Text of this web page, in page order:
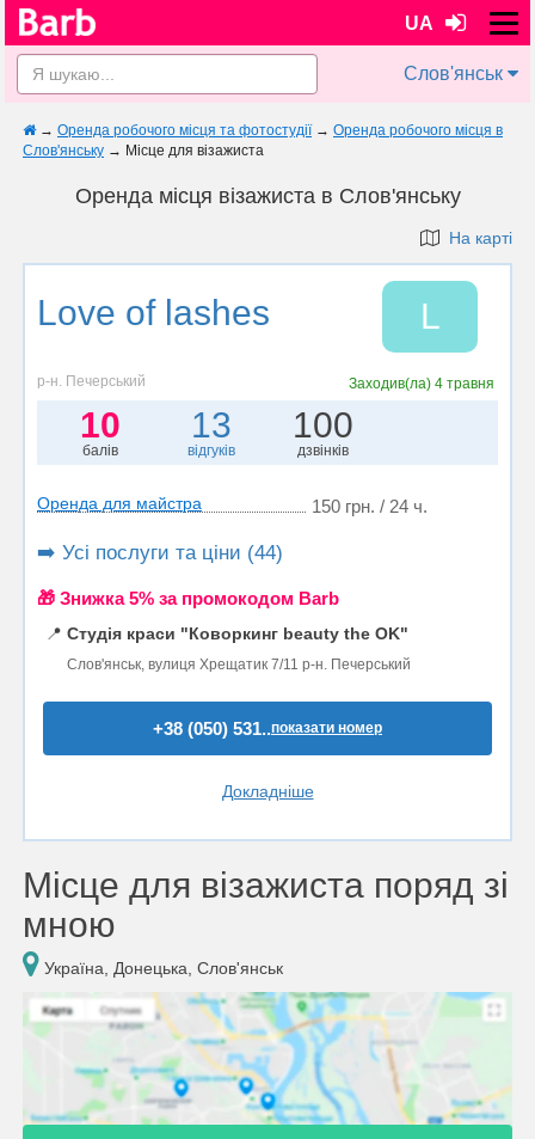
UA
Слов'янськ
→ Оренда робочого місця та фотостудії → Оренда робочого місця в
Слов'янську → Місце для візажиста
Оренда місця візажиста в Слов'янську
На карті
Love of lashes L
р-н. Печерський Заходив(ла) 4 травня
10
балів
13
відгуків
100
дзвінків
Оренда для майстра 150 грн. / 24 ч.
➡️ Усі послуги та ціни (44)
🎁 Знижка 5% за промокодом Barb
📍 Студія краси "Коворкинг beauty the OK"
Слов'янськ, вулиця Хрещатик 7/11 р-н. Печерський
+38 (050) 531..показати номер
Докладніше
Місце для візажиста поряд зі
мною
Україна, Донецька, Слов'янськ